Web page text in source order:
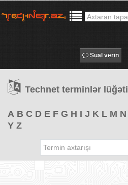
Sual verin
Technet terminlər lüğəti
A B C D E F G H I J K L M N
Y Z